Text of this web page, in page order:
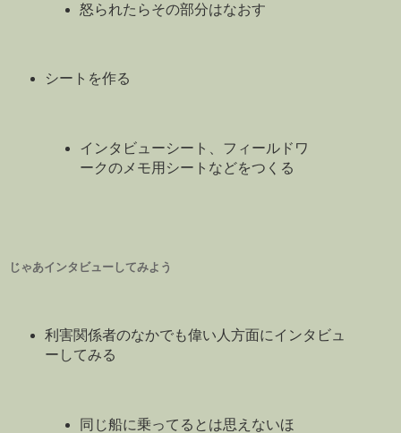
怒られたらその部分はなおす
シートを作る
インタビューシート、フィールドワ
ークのメモ用シートなどをつくる
じゃあインタビューしてみよう
利害関係者のなかでも偉い人方面にインタビュ
ーしてみる
同じ船に乗ってるとは思えないほ